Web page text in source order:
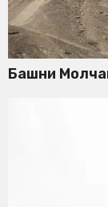
Башни